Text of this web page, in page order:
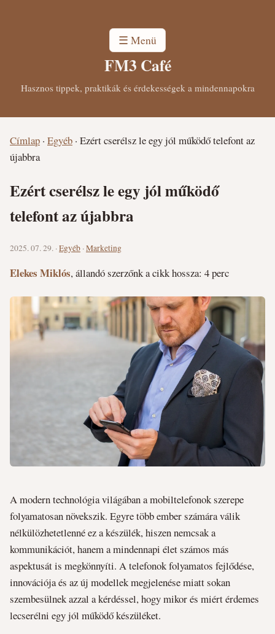
☰ Menü
FM3 Café
Hasznos tippek, praktikák és érdekességek a mindennapokra
Címlap · Egyéb · Ezért cserélsz le egy jól működő telefont az
újabbra
Ezért cserélsz le egy jól működő
telefont az újabbra
2025. 07. 29. ·Egyéb ·Marketing
Elekes Miklós, állandó szerzőnka cikk hossza: 4 perc
A modern technológia világában a mobiltelefonok szerepe
folyamatosan növekszik. Egyre több ember számára válik
nélkülözhetetlenné ez a készülék, hiszen nemcsak a
kommunikációt, hanem a mindennapi élet számos más
aspektusát is megkönnyíti. A telefonok folyamatos fejlődése,
innovációja és az új modellek megjelenése miatt sokan
szembesülnek azzal a kérdéssel, hogy mikor és miért érdemes
lecserélni egy jól működő készüléket.